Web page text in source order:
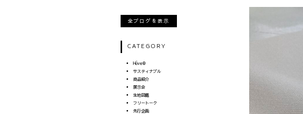
全ブログを表示
CATEGORY
Hōve®︎
サスティナブル
商品紹介
展示会
生地図鑑
フリートーク
先行企画